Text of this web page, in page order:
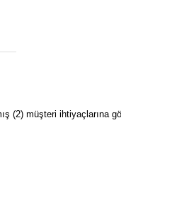
(2) müşteri ihtiyaçlarına göre